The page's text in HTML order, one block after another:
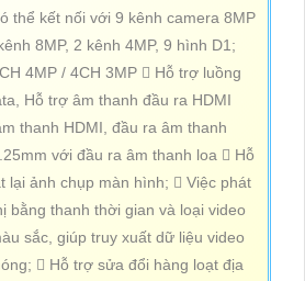
thể kết nối với 9 kênh camera 8MP
8MP, 2 kênh 4MP, 9 hình D1;
4MP / 4CH 3MP  Hỗ trợ luồng
Hỗ trợ âm thanh đầu ra HDMI
thanh HDMI, đầu ra âm thanh
với đầu ra âm thanh loa  Hỗ
lại ảnh chụp màn hình;  Việc phát
bằng thanh thời gian và loại video
sắc, giúp truy xuất dữ liệu video
 Hỗ trợ sửa đổi hàng loạt địa